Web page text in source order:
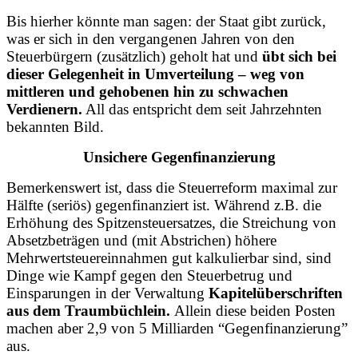
Bis hierher könnte man sagen: der Staat gibt zurück,
was er sich in den vergangenen Jahren von den
Steuerbürgern (zusätzlich) geholt hat und übt sich bei
dieser Gelegenheit in Umverteilung – weg von
mittleren und gehobenen hin zu schwachen
Verdienern. All das entspricht dem seit Jahrzehnten
bekannten Bild.
Unsichere Gegenfinanzierung
Bemerkenswert ist, dass die Steuerreform maximal zur
Hälfte (seriös) gegenfinanziert ist. Während z.B. die
Erhöhung des Spitzensteuersatzes, die Streichung von
Absetzbeträgen und (mit Abstrichen) höhere
Mehrwertsteuereinnahmen gut kalkulierbar sind, sind
Dinge wie Kampf gegen den Steuerbetrug und
Einsparungen in der Verwaltung Kapitelüberschriften
aus dem Traumbüchlein. Allein diese beiden Posten
machen aber 2,9 von 5 Milliarden “Gegenfinanzierung”
aus.